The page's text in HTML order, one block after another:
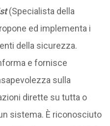
(Specialista della
ed implementa i
della sicurezza.
e fornisce
sulla
dirette su tutta o
sistema. È riconosciuto